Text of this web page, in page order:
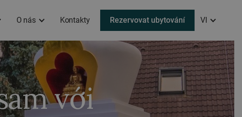
O nás Kontakty Rezervovat ubytování VI
với